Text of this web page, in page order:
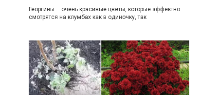
Георгины – очень красивые цветы, которые эффектно
смотрятся на клумбах как в одиночку, так